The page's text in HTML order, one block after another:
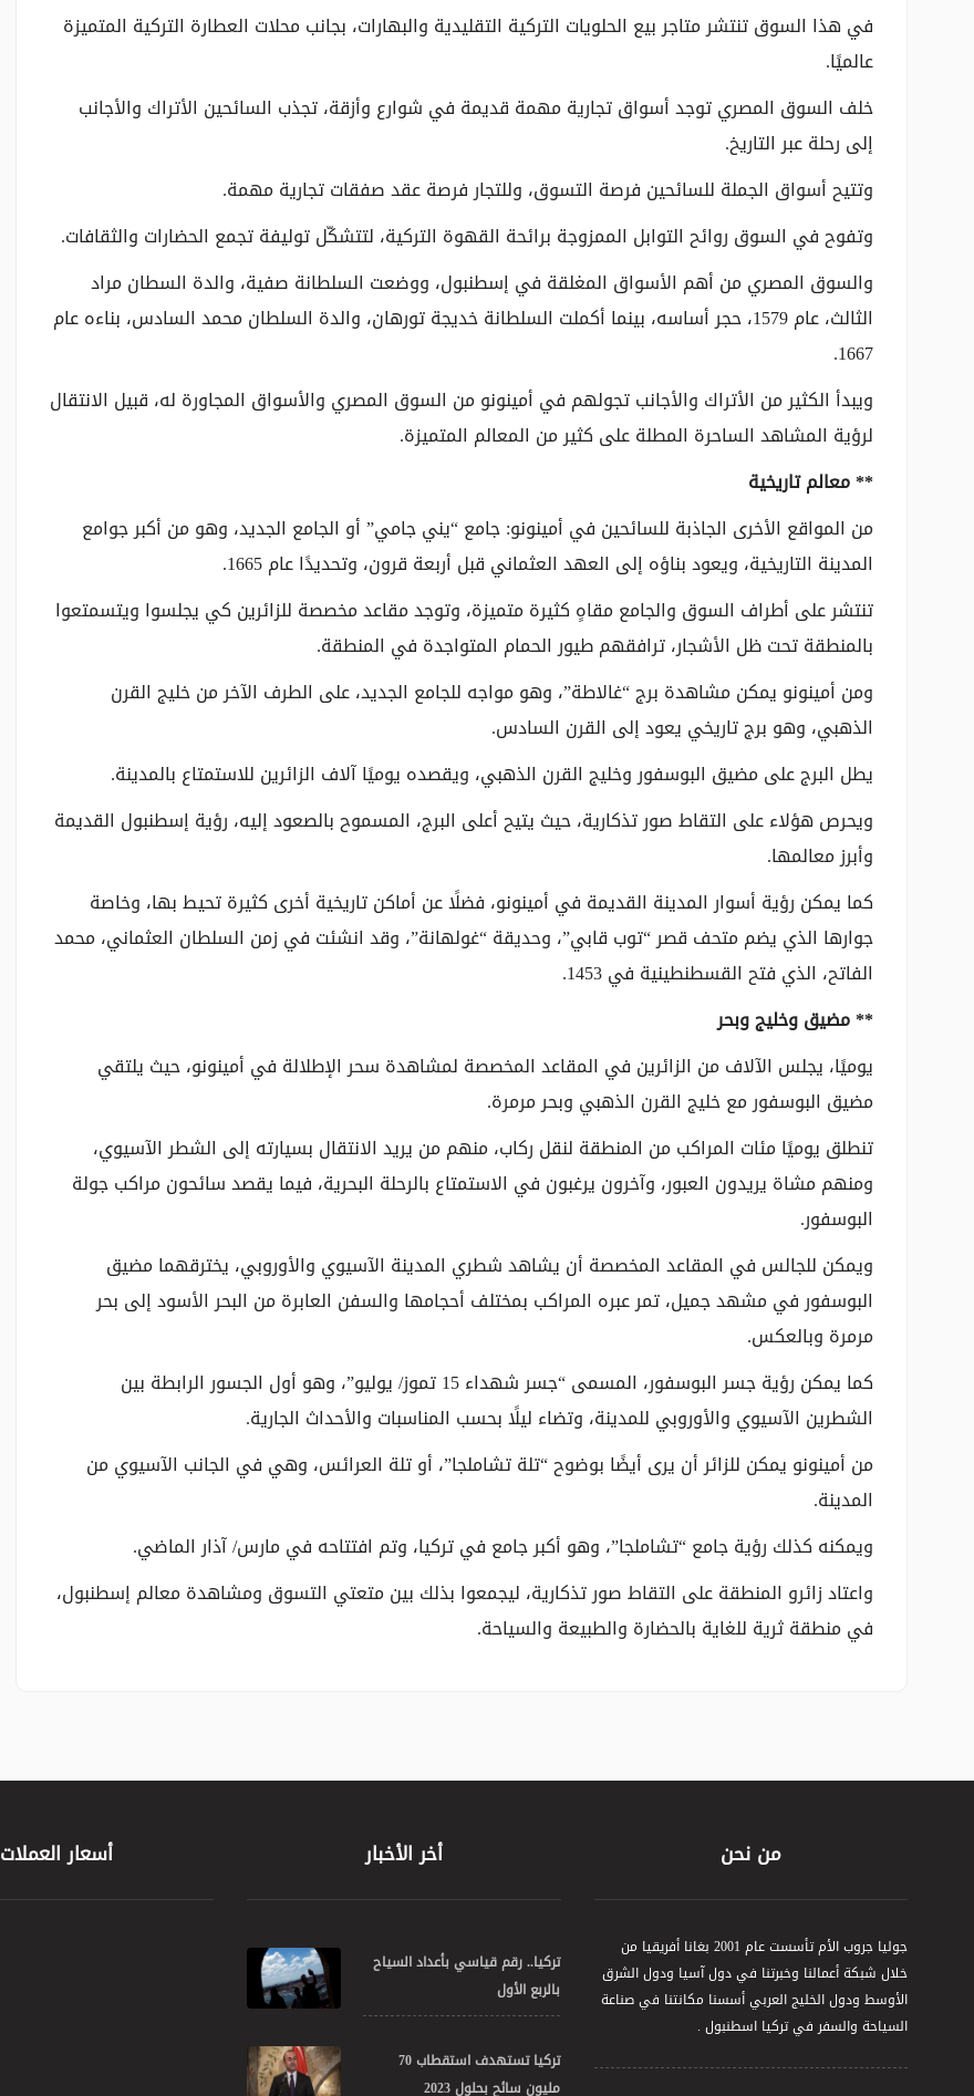
في هذا السوق تنتشر متاجر بيع الحلويات التركية التقليدية والبهارات، بجانب محلات العطارة التركية المتميزة
عالميًا.
خلف السوق المصري توجد أسواق تجارية مهمة قديمة في شوارع وأزقة، تجذب السائحين الأتراك والأجانب
إلى رحلة عبر التاريخ.
وتتيح أسواق الجملة للسائحين فرصة التسوق، وللتجار فرصة عقد صفقات تجارية مهمة.
وتفوح في السوق روائح التوابل الممزوجة برائحة القهوة التركية، لتتشكّل توليفة تجمع الحضارات والثقافات.
والسوق المصري من أهم الأسواق المغلقة في إسطنبول، ووضعت السلطانة صفية، والدة السطان مراد
الثالث، عام 1579، حجر أساسه، بينما أكملت السلطانة خديجة تورهان، والدة السلطان محمد السادس، بناءه عام
1667.
ويبدأ الكثير من الأتراك والأجانب تجولهم في أمينونو من السوق المصري والأسواق المجاورة له، قبيل الانتقال
لرؤية المشاهد الساحرة المطلة على كثير من المعالم المتميزة.
** معالم تاريخية
من المواقع الأخرى الجاذبة للسائحين في أمينونو: جامع “يني جامي” أو الجامع الجديد، وهو من أكبر جوامع
المدينة التاريخية، ويعود بناؤه إلى العهد العثماني قبل أربعة قرون، وتحديدًا عام 1665.
تنتشر على أطراف السوق والجامع مقاهٍ كثيرة متميزة، وتوجد مقاعد مخصصة للزائرين كي يجلسوا ويتسمتعوا
بالمنطقة تحت ظل الأشجار، ترافقهم طيور الحمام المتواجدة في المنطقة.
ومن أمينونو يمكن مشاهدة برج “غالاطة”، وهو مواجه للجامع الجديد، على الطرف الآخر من خليج القرن
الذهبي، وهو برج تاريخي يعود إلى القرن السادس.
يطل البرج على مضيق البوسفور وخليج القرن الذهبي، ويقصده يوميًا آلاف الزائرين للاستمتاع بالمدينة.
ويحرص هؤلاء على التقاط صور تذكارية، حيث يتيح أعلى البرج، المسموح بالصعود إليه، رؤية إسطنبول القديمة
وأبرز معالمها.
كما يمكن رؤية أسوار المدينة القديمة في أمينونو، فضلًا عن أماكن تاريخية أخرى كثيرة تحيط بها، وخاصة
جوارها الذي يضم متحف قصر “توب قابي”، وحديقة “غولهانة”، وقد انشئت في زمن السلطان العثماني، محمد
الفاتح، الذي فتح القسطنطينية في 1453.
** مضيق وخليج وبحر
يوميًا، يجلس الآلاف من الزائرين في المقاعد المخصصة لمشاهدة سحر الإطلالة في أمينونو، حيث يلتقي
مضيق البوسفور مع خليج القرن الذهبي وبحر مرمرة.
تنطلق يوميًا مئات المراكب من المنطقة لنقل ركاب، منهم من يريد الانتقال بسيارته إلى الشطر الآسيوي،
ومنهم مشاة يريدون العبور، وآخرون يرغبون في الاستمتاع بالرحلة البحرية، فيما يقصد سائحون مراكب جولة
البوسفور.
ويمكن للجالس في المقاعد المخصصة أن يشاهد شطري المدينة الآسيوي والأوروبي، يخترقهما مضيق
البوسفور في مشهد جميل، تمر عبره المراكب بمختلف أحجامها والسفن العابرة من البحر الأسود إلى بحر
مرمرة وبالعكس.
كما يمكن رؤية جسر البوسفور، المسمى “جسر شهداء 15 تموز/ يوليو”، وهو أول الجسور الرابطة بين
الشطرين الآسيوي والأوروبي للمدينة، وتضاء ليلًا بحسب المناسبات والأحداث الجارية.
من أمينونو يمكن للزائر أن يرى أيضًا بوضوح “تلة تشاملجا”، أو تلة العرائس، وهي في الجانب الآسيوي من
المدينة.
ويمكنه كذلك رؤية جامع “تشاملجا”، وهو أكبر جامع في تركيا، وتم افتتاحه في مارس/ آذار الماضي.
واعتاد زائرو المنطقة على التقاط صور تذكارية، ليجمعوا بذلك بين متعتي التسوق ومشاهدة معالم إسطنبول،
في منطقة ثرية للغاية بالحضارة والطبيعة والسياحة.
من نحن
جوليا جروب الأم تأسست عام 2001 بغانا أفريقيا من
خلال شبكة أعمالنا وخبرتنا في دول آسيا ودول الشرق
الأوسط ودول الخليج العربي أسسنا مكانتنا في صناعة
السياحة والسفر في تركيا اسطنبول .
أخر الأخبار
تركيا.. رقم قياسي بأعداد السياح
بالربع الأول
تركيا تستهدف استقطاب 70
مليون سائح بحلول 2023
أسعار العملات